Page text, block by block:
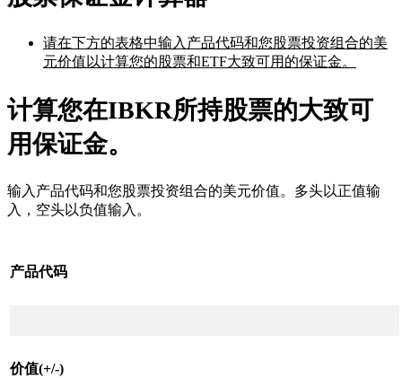
请在下方的表格中输入产品代码和您股票投资组合的美
元价值以计算您的股票和ETF大致可用的保证金。
计算您在IBKR所持股票的大致可
用保证金。
输入产品代码和您股票投资组合的美元价值。多头以正值输
入，空头以负值输入。
产品代码
价值(+/-)